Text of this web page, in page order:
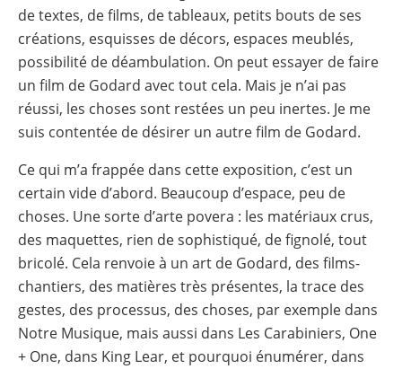
de textes, de films, de tableaux, petits bouts de ses
créations, esquisses de décors, espaces meublés,
possibilité de déambulation. On peut essayer de faire
un film de Godard avec tout cela. Mais je n’ai pas
réussi, les choses sont restées un peu inertes. Je me
suis contentée de désirer un autre film de Godard.
Ce qui m’a frappée dans cette exposition, c’est un
certain vide d’abord. Beaucoup d’espace, peu de
choses. Une sorte d’arte povera : les matériaux crus,
des maquettes, rien de sophistiqué, de fignolé, tout
bricolé. Cela renvoie à un art de Godard, des films-
chantiers, des matières très présentes, la trace des
gestes, des processus, des choses, par exemple dans
Notre Musique, mais aussi dans Les Carabiniers, One
+ One, dans King Lear, et pourquoi énumérer, dans